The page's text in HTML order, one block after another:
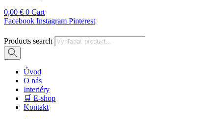
0,00 € 0 Cart
Facebook Instagram Pinterest
Products search
Úvod
O nás
Interiéry
🛒 E-shop
Kontakt